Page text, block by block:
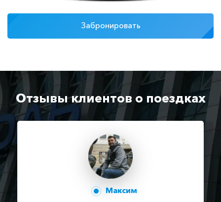
Забронировать
Отзывы клиентов о поездках
Максим